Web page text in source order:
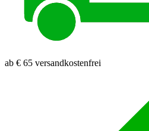
ab € 65 versandkostenfrei